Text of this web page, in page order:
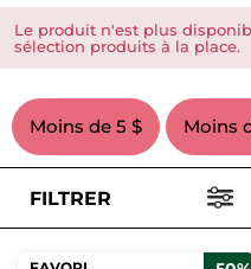
Le produit n'est plus
sélection produits à la place.
Moins de 5 $ Moins
FILTRER